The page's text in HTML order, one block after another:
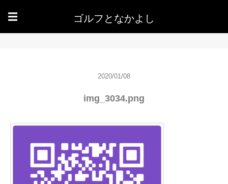
☰ ゴルフとなかよし
2020/01/08
img_3034.png